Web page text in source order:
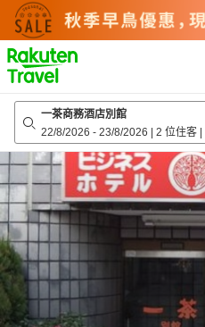
to
top
page
一茶商務酒店別館
22/8/2026 - 23/8/2026 | 2 位住客 |